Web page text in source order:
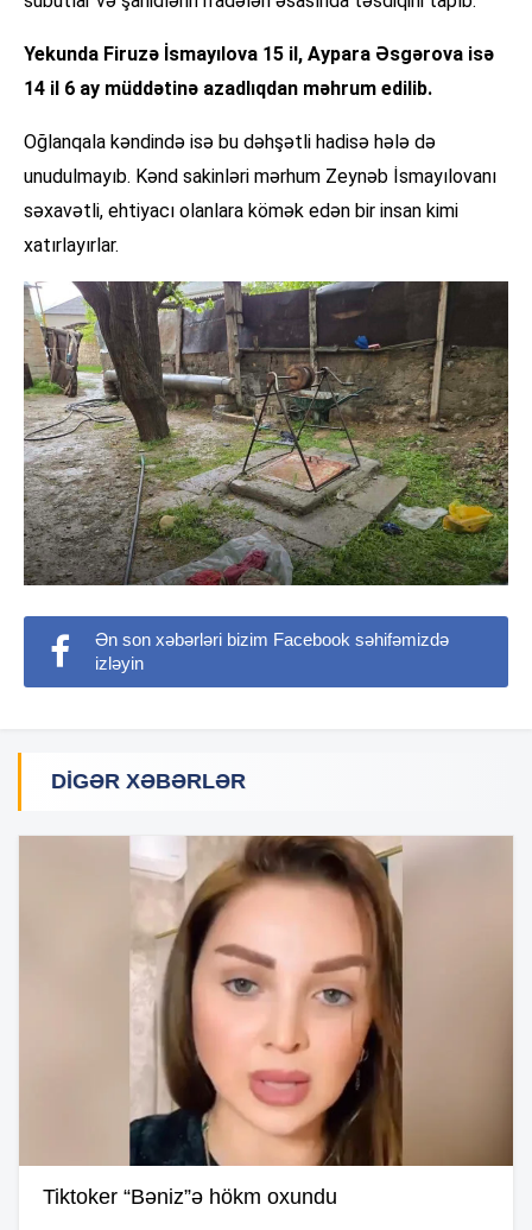
Yekunda Firuzə İsmayılova 15 il, Aypara Əsgərova isə
14 il 6 ay müddətinə azadlıqdan məhrum edilib.
Oğlanqala kəndində isə bu dəhşətli hadisə hələ də
unudulmayıb. Kənd sakinləri mərhum Zeynəb İsmayılovanı
səxavətli, ehtiyacı olanlara kömək edən bir insan kimi
xatırlayırlar.
Ən son xəbərləri bizim Facebook səhifəmizdə
izləyin
DIGƏR XƏBƏRLƏR
Tiktoker “Bəniz”ə hökm oxundu